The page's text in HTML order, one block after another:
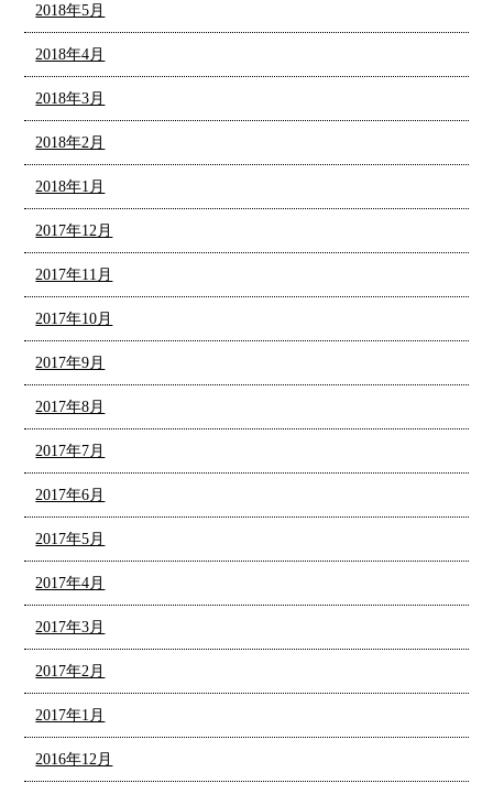
2018年5月
2018年4月
2018年3月
2018年2月
2018年1月
2017年12月
2017年11月
2017年10月
2017年9月
2017年8月
2017年7月
2017年6月
2017年5月
2017年4月
2017年3月
2017年2月
2017年1月
2016年12月